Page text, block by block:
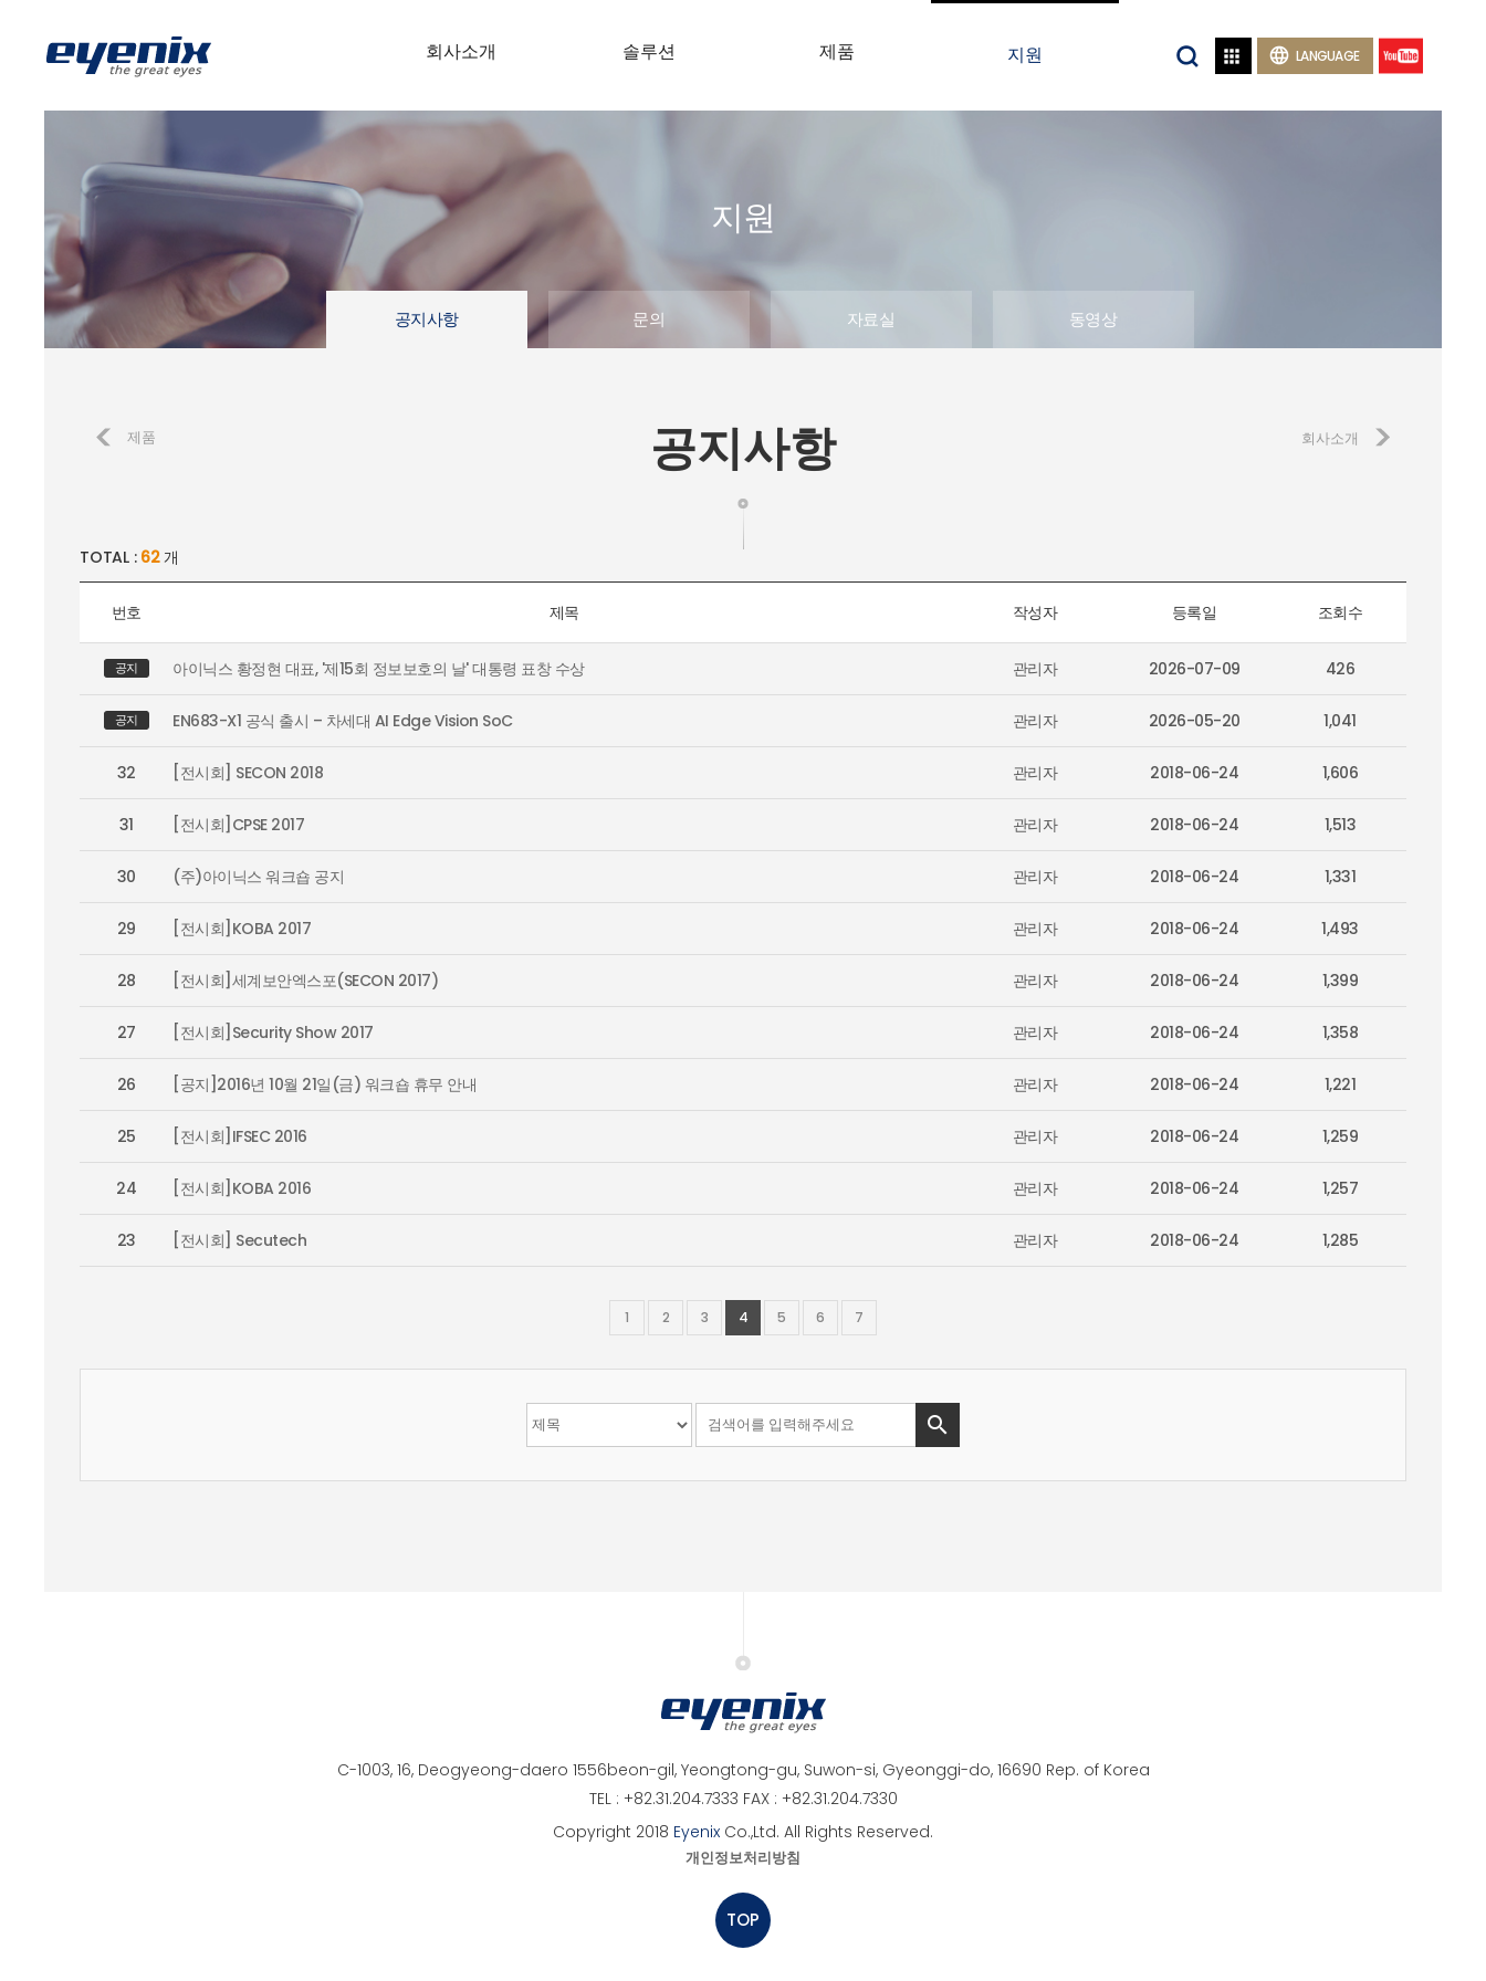
  LANGUAGE
회사소개 솔루션 제품 지원
지원
공지사항 문의 자료실 동영상
공지사항
제품 회사소개
TOTAL : 62개
번호 제목 작성자 등록일 조회수
공지 아이닉스 황정현 대표, '제15회 정보보호의 날' 대통령 표창 수상 관리자 2026-07-09 426
공지 EN683-X1 공식 출시 – 차세대 AI Edge Vision SoC 관리자 2026-05-20 1,041
32 [전시회] SECON 2018 관리자 2018-06-24 1,606
31 [전시회]CPSE 2017 관리자 2018-06-24 1,513
30 (주)아이닉스 워크숍 공지 관리자 2018-06-24 1,331
29 [전시회]KOBA 2017 관리자 2018-06-24 1,493
28 [전시회]세계보안엑스포(SECON 2017) 관리자 2018-06-24 1,399
27 [전시회]Security Show 2017 관리자 2018-06-24 1,358
26 [공지]2016년 10월 21일(금) 워크숍 휴무 안내 관리자 2018-06-24 1,221
25 [전시회]IFSEC 2016 관리자 2018-06-24 1,259
24 [전시회]KOBA 2016 관리자 2018-06-24 1,257
23 [전시회] Secutech 관리자 2018-06-24 1,285
1 2 3 4 5 6 7

C-1003, 16, Deogyeong-daero 1556beon-gil, Yeongtong-gu, Suwon-si, Gyeonggi-do, 16690 Rep. of Korea
TEL : +82.31.204.7333 FAX : +82.31.204.7330
Copyright 2018 Eyenix Co.,Ltd. All Rights Reserved.
개인정보처리방침
TOP